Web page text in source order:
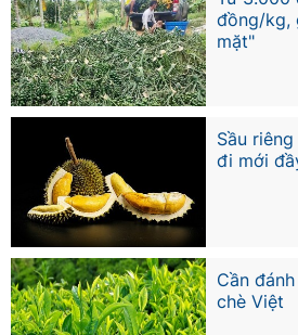
đồng/kg,
mặt"
Sầu
đi mới
Cần
chè Việt